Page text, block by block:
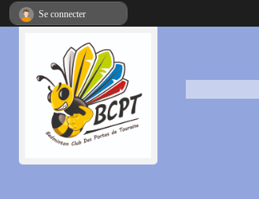
Se connecter
Panneau de gestion des cookies